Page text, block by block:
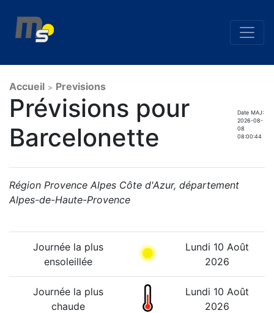
Accueil > Previsions
Prévisions pour
Barcelonette
Date MAJ:
2026-08-
08
08:00:44
Région Provence Alpes Côte d'Azur, département
Alpes-de-Haute-Provence
Journée la plus
ensoleillée
Lundi 10 Août
2026
Journée la plus
chaude
Lundi 10 Août
2026